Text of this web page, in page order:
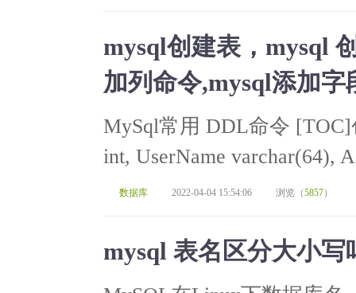
mysql创建表，mysql
加列命令,mysql添加
MySql常用 DDL命令 [TOC]
int, UserName varchar(64),
数据库 2022-04-04 15:54:06 浏览（5857）
mysql 表名区分大小写